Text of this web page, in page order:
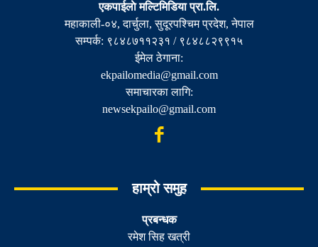
एकपाईलाे मल्टिमिडिया प्रा.लि.
महाकाली-०४, दार्चुला, सुदूरपश्चिम प्रदेश, नेपाल
सम्पर्क: ९८४८७११२३१ / ९८४८८२९९१५
ईमेल ठेगाना:
ekpailomedia@gmail.com
समाचारका लागि:
newsekpailo@gmail.com
हाम्रो समुह
प्रबन्धक
रमेश सिह खत्री